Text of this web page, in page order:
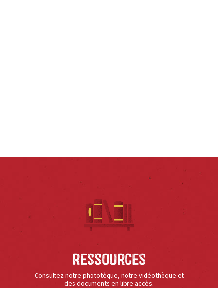
Ressources
Consultez notre phototèque, notre vidéothèque et
des documents en libre accès.